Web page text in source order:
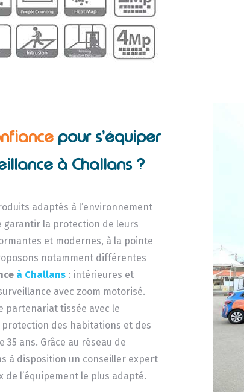
pour s’équiper
à Challans ?
adaptés à l’environnement
garantir la protection de leurs
et modernes, à la pointe
notamment différentes
à Challans : intérieures et
avec zoom motorisé.
partenariat tissée avec le
des habitations et des
ans. Grâce au réseau de
à disposition un conseiller expert
l’équipement le plus adapté.